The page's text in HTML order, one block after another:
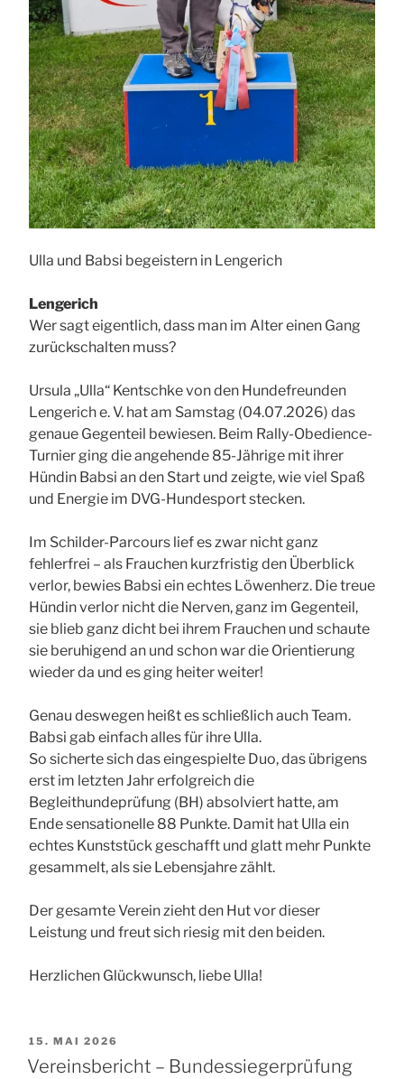
Ulla und Babsi begeistern in Lengerich
Lengerich
Wer sagt eigentlich, dass man im Alter einen Gang
zurückschalten muss?
Ursula „Ulla“ Kentschke von den Hundefreunden
Lengerich e. V. hat am Samstag (04.07.2026) das
genaue Gegenteil bewiesen. Beim Rally-Obedience-
Turnier ging die angehende 85-Jährige mit ihrer
Hündin Babsi an den Start und zeigte, wie viel Spaß
und Energie im DVG-Hundesport stecken.
Im Schilder-Parcours lief es zwar nicht ganz
fehlerfrei – als Frauchen kurzfristig den Überblick
verlor, bewies Babsi ein echtes Löwenherz. Die treue
Hündin verlor nicht die Nerven, ganz im Gegenteil,
sie blieb ganz dicht bei ihrem Frauchen und schaute
sie beruhigend an und schon war die Orientierung
wieder da und es ging heiter weiter!
Genau deswegen heißt es schließlich auch Team.
Babsi gab einfach alles für ihre Ulla.
So sicherte sich das eingespielte Duo, das übrigens
erst im letzten Jahr erfolgreich die
Begleithundeprüfung (BH) absolviert hatte, am
Ende sensationelle 88 Punkte. Damit hat Ulla ein
echtes Kunststück geschafft und glatt mehr Punkte
gesammelt, als sie Lebensjahre zählt.
Der gesamte Verein zieht den Hut vor dieser
Leistung und freut sich riesig mit den beiden.
Herzlichen Glückwunsch, liebe Ulla!
VERÖFFENTLICHT
AM
15. MAI 2026
Vereinsbericht – Bundessiegerprüfung